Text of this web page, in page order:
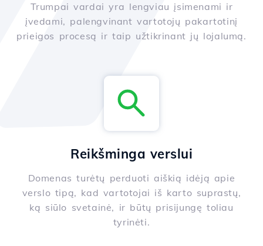
Trumpai vardai yra lengviau įsimenami ir
įvedami, palengvinant vartotojų pakartotinį
prieigos procesą ir taip užtikrinant jų lojalumą.
Reikšminga verslui
Domenas turėtų perduoti aiškią idėją apie
verslo tipą, kad vartotojai iš karto suprastų,
ką siūlo svetainė, ir būtų prisijungę toliau
tyrinėti.